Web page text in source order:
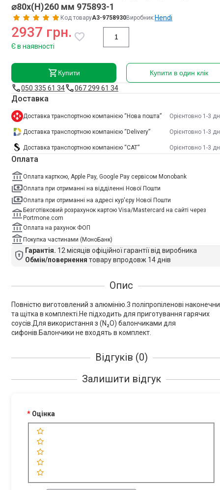
⌀80x(H)260 мм 975893-1
Код товаруA3-9758930Виробник:Hendi
2937 грн.
Є в наявності
Купити
Купити в один клік
050 335 61 34
067 299 61 34
Доставка
Доставка транспортною компанією “Нова пошта” Орієнтовно 1-3
Доставка транспортною компанією “Delivery” Орієнтовно 1-3
Доставка транспортною компанією “САТ” Орієнтовно 1-3
Оплата
Оплата карткою, Apple Pay, Google Pay сервісом Monobank
Оплата при отриманні на відділенні Нової Пошти
Оплата при отриманні на адресі кур'єру Нової Пошти
Безготівковий розрахунок картою Visa/Mastercard на сайті через
Portmone.com
Оплата на рахунок ФОП
Покупка частинами (МоноБанк)
Гарантія. 12 місяців офіційної гарантії від виробника
Обмін/повернення товару впродовж 14 днів
Опис
Повністю виготовлений з алюмінію.3 поліпропіленові
та щітка в комплекті.Не підходить для приготування гарячих
соусів.Для використання з (N₂O) балончиками для
сифонів.Балончики не входять в комплект.
Відгуків (0)
Залишити відгук
Оцінка